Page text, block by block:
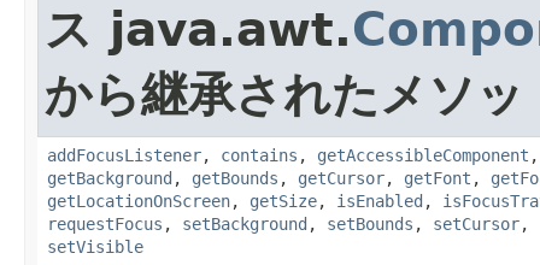
ス java.awt.
から継承されたメソッ
addFocusListener, contains , getAccessibleComponent
getBackground , getBounds , getCursor, getFont ,
getLocationOnScreen, getSize, isEnabled ,
requestFocus , setBackground , setBounds , setCursor,
setVisible